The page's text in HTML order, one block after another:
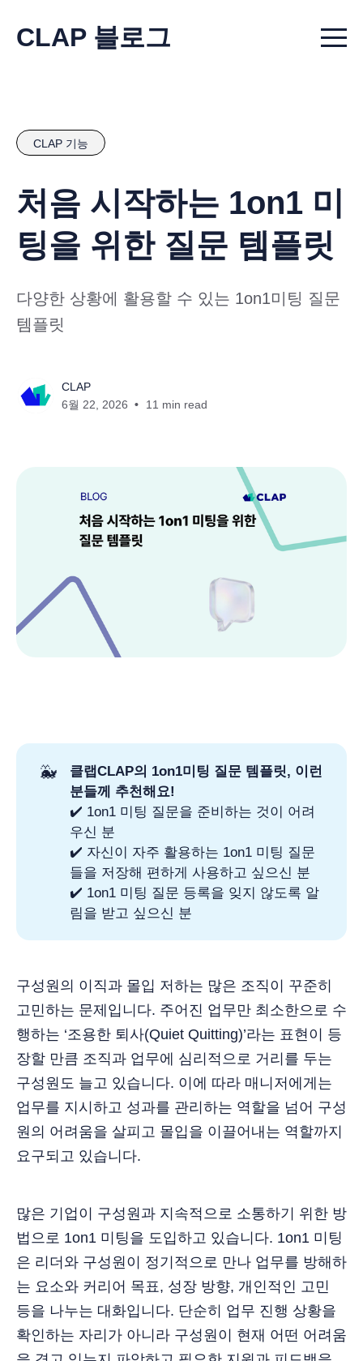
CLAP 블로그 Menu
CLAP 기능
처음 시작하는 1on1 미
팅을 위한 질문 템플릿
다양한 상황에 활용할 수 있는 1on1미팅 질문
템플릿
CLAP
6월 22, 2026
11 min read
🐳
클랩CLAP의 1on1미팅 질문 템플릿, 이런
분들께 추천해요!
✔️ 1on1 미팅 질문을 준비하는 것이 어려
우신 분
✔️ 자신이 자주 활용하는 1on1 미팅 질문
들을 저장해 편하게 사용하고 싶으신 분
✔️ 1on1 미팅 질문 등록을 잊지 않도록 알
림을 받고 싶으신 분
구성원의 이직과 몰입 저하는 많은 조직이 꾸준히
고민하는 문제입니다. 주어진 업무만 최소한으로 수
행하는 ‘조용한 퇴사(Quiet Quitting)’라는 표현이 등
장할 만큼 조직과 업무에 심리적으로 거리를 두는
구성원도 늘고 있습니다. 이에 따라 매니저에게는
업무를 지시하고 성과를 관리하는 역할을 넘어 구성
원의 어려움을 살피고 몰입을 이끌어내는 역할까지
요구되고 있습니다.
많은 기업이 구성원과 지속적으로 소통하기 위한 방
법으로 1on1 미팅을 도입하고 있습니다. 1on1 미팅
은 리더와 구성원이 정기적으로 만나 업무를 방해하
는 요소와 커리어 목표, 성장 방향, 개인적인 고민
등을 나누는 대화입니다. 단순히 업무 진행 상황을
확인하는 자리가 아니라 구성원이 현재 어떤 어려움